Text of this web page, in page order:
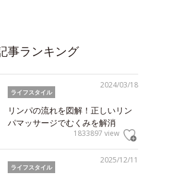
事ランキング
2024/03/18
ライフスタイル
リンパの流れを図解！正しいリン
パマッサージでむくみを解消
1833897 view
2025/12/11
ライフスタイル